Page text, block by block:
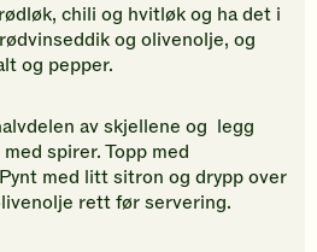
chili og hvitløk og ha det i
og olivenolje, og
og pepper.
av skjellene og legg
spirer. Topp med
med litt sitron og drypp over
rett før servering.